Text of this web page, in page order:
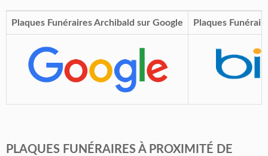
Plaques Funéraires Archibald sur Google Plaques
PLAQUES FUNÉRAIRES À PROXIMITÉ DE